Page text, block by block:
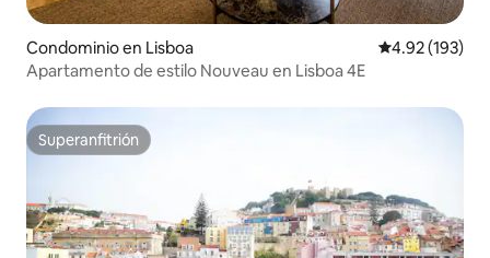
Condominio en Lisboa Calificación
4.92 (193)
Apartamento de estilo Nouveau en Lisboa 4E
Superanfitrión
Superanfitrión